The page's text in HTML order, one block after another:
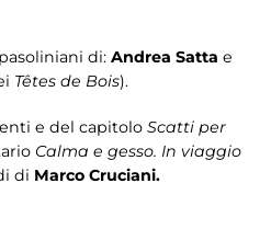
di: Andrea Satta e
Têtes de Bois).
e del capitolo Scatti per
Calma e gesso. In viaggio
di Marco Cruciani.